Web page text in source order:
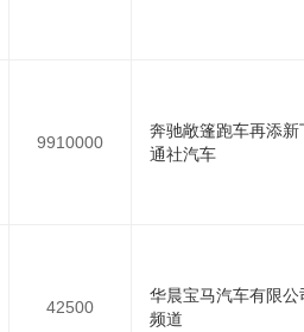
9910000
奔驰敞篷跑车再添
通社汽车
42500
华晨宝马汽车有限
频道